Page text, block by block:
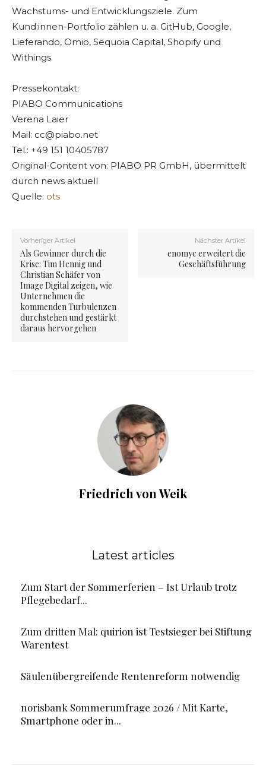
Wachstums- und Entwicklungsziele. Zum
Kund:innen-Portfolio zählen u. a. GitHub, Google,
Lieferando, Omio, Sequoia Capital, Shopify und
Withings.
Pressekontakt:
PIABO Communications
Verena Laier
Mail: cc@piabo.net
Tel.: +49 151 10405787
Original-Content von: PIABO PR GmbH, übermittelt
durch news aktuell
Quelle: ots
Vorheriger Artikel
Als Gewinner durch die
Krise: Tim Hennig und
Christian Schäfer von
Image Digital zeigen, wie
Unternehmen die
kommenden Turbulenzen
durchstehen und gestärkt
daraus hervorgehen
Nächster Artikel
enomyc erweitert die
Geschäftsführung
Friedrich von Weik
Latest articles
Zum Start der Sommerferien – Ist Urlaub trotz
Pflegebedarf...
Zum dritten Mal: quirion ist Testsieger bei Stiftung
Warentest
Säulenübergreifende Rentenreform notwendig
norisbank Sommerumfrage 2026 / Mit Karte,
Smartphone oder in...